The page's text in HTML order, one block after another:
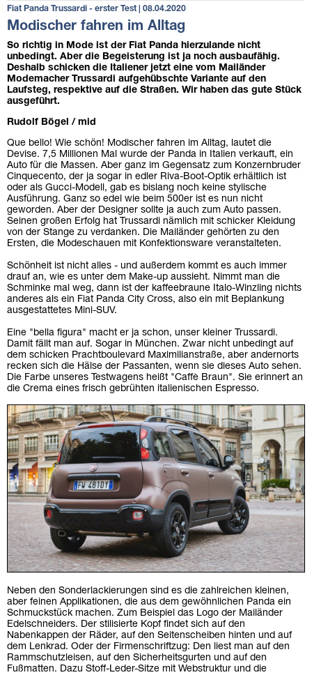
Fiat Panda Trussardi - erster Test | 08.04.2020
Modischer fahren im Alltag
So richtig in Mode ist der Fiat Panda hierzulande nicht
unbedingt. Aber die Begeisterung ist ja noch ausbaufähig.
Deshalb schicken die Italiener jetzt eine vom Mailänder
Modemacher Trussardi aufgehübschte Variante auf den
Laufsteg, respektive auf die Straßen. Wir haben das gute Stück
ausgeführt.
Rudolf Bögel / mid
Que bello! Wie schön! Modischer fahren im Alltag, lautet die
Devise. 7,5 Millionen Mal wurde der Panda in Italien verkauft, ein
Auto für die Massen. Aber ganz im Gegensatz zum Konzernbruder
Cinquecento, der ja sogar in edler Riva-Boot-Optik erhältlich ist
oder als Gucci-Modell, gab es bislang noch keine stylische
Ausführung. Ganz so edel wie beim 500er ist es nun nicht
geworden. Aber der Designer sollte ja auch zum Auto passen.
Seinen großen Erfolg hat Trussardi nämlich mit schicker Kleidung
von der Stange zu verdanken. Die Mailänder gehörten zu den
Ersten, die Modeschauen mit Konfektionsware veranstalteten.
Schönheit ist nicht alles - und außerdem kommt es auch immer
drauf an, wie es unter dem Make-up aussieht. Nimmt man die
Schminke mal weg, dann ist der kaffeebraune Italo-Winzling nichts
anderes als ein Fiat Panda City Cross, also ein mit Beplankung
ausgestattetes Mini-SUV.
Eine "bella figura" macht er ja schon, unser kleiner Trussardi.
Damit fällt man auf. Sogar in München. Zwar nicht unbedingt auf
dem schicken Prachtboulevard Maximilianstraße, aber andernorts
recken sich die Hälse der Passanten, wenn sie dieses Auto sehen.
Die Farbe unseres Testwagens heißt "Caffè Braun". Sie erinnert an
die Crema eines frisch gebrühten italienischen Espresso.
Neben den Sonderlackierungen sind es die zahlreichen kleinen,
aber feinen Applikationen, die aus dem gewöhnlichen Panda ein
Schmuckstück machen. Zum Beispiel das Logo der Mailänder
Edelschneiders. Der stilisierte Kopf findet sich auf den
Nabenkappen der Räder, auf den Seitenscheiben hinten und auf
dem Lenkrad. Oder der Firmenschriftzug: Den liest man auf den
Rammschutzleisen, auf den Sicherheitsgurten und auf den
Fußmatten. Dazu Stoff-Leder-Sitze mit Webstruktur und die